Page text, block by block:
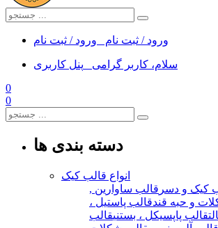
ورود / ثبت نام ورود / ثبت نام
سلام، کاربر گرامی
پنل کاربری
0
0
دسته بندی ها
انواع قالب کیک
کیک و دسر قالب ساوارین ,
و حبه قندقالب پاستیل ،
قالب پاپسیکل ، بستنیقالب